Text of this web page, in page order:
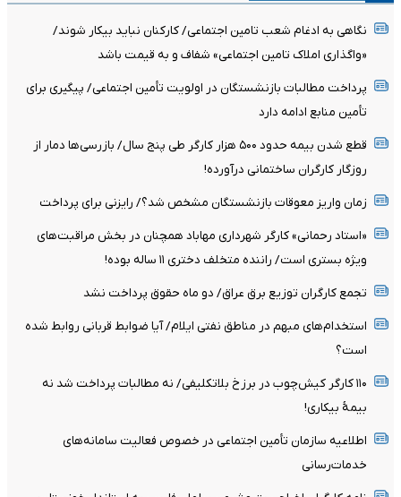
نگاهی به ادغام شعب تامین اجتماعی/ کارکنان نباید بیکار شوند/
«واگذاری املاک تامین اجتماعی» شفاف و به قیمت باشد
پرداخت مطالبات بازنشستگان در اولویت تأمین اجتماعی/ پیگیری برای
تأمین منابع ادامه دارد
قطع شدن بیمه حدود ۵۰۰ هزار کارگر طی پنج سال/ بازرسی‌ها دمار از
روزگار کارگران ساختمانی درآورده!
زمان واریز معوقات بازنشستگان مشخص شد؟/ رایزنی برای پرداخت
«استاد رحمانی» کارگر شهرداری مهاباد همچنان در بخش مراقبت‌های
ویژه بستری است/ راننده متخلف دختری ۱۱ ساله بوده!
تجمع کارگران توزیع برق عراق/ دو ماه حقوق پرداخت نشد
استخدام‌های مبهم در مناطق نفتی ایلام/ آیا ضوابط قربانی روابط شده
است؟
۱۱۰ کارگر کیش‌چوب در برزخ بلاتکلیفی/ نه مطالبات پرداخت شد نه
بیمۀ بیکاری!
اطلاعیه سازمان تأمین اجتماعی در خصوص فعالیت سامانه‌های
خدمات‌رسانی